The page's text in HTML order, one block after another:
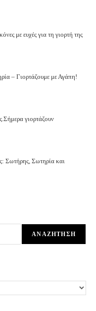
με ευχές για τη γιορτή της
– Γιορτάζουμε με Αγάπη!
γιορτάζουν
Σωτήρης, Σωτηρία και
ΑΝΑΖΉΤΗΣΗ